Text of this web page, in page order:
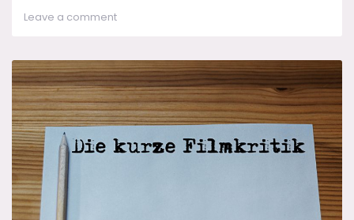
Leave a commenton
Men
wünschen
ein
wunderschönes
2019!